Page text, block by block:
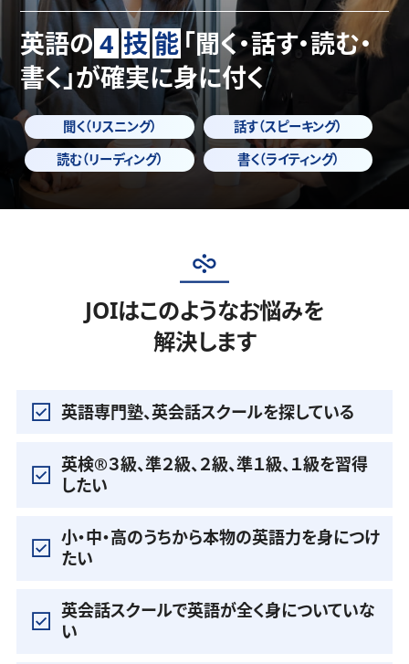
英語の 4 技能 「聞く・話す・読む・
書く」が確実に身に付く
聞く（リスニング）
話す（スピーキング）
読む（リーディング）
書く（ライティング）
JOIはこのようなお悩みを
解決します
英語専門塾、英会話スクールを探している
英検®️３級、準２級、２級、準１級、１級を習得
したい
小・中・高のうちから本物の英語力を身につけ
たい
英会話スクールで英語が全く身についていな
い